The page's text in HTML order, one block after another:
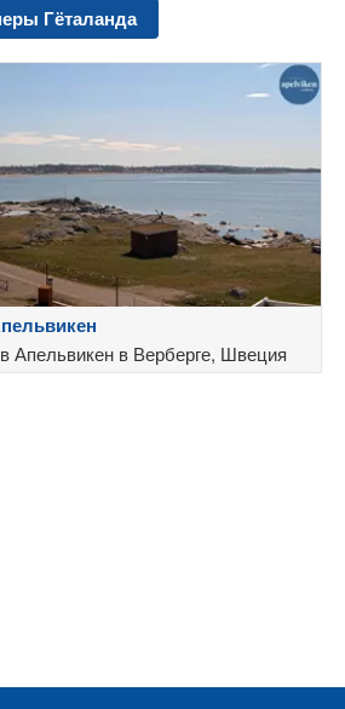
Гёталанда
Апельвикен в Верберге, Швеция